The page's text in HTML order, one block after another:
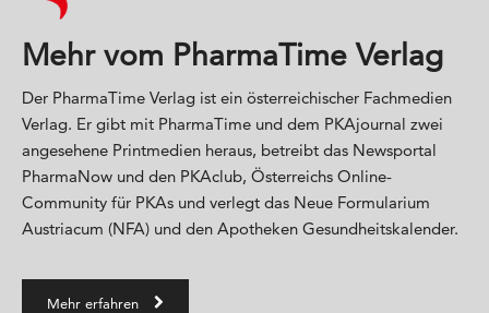
Mehr vom PharmaTime Verlag
Der PharmaTime Verlag ist ein österreichischer Fachmedien
Verlag. Er gibt mit PharmaTime und dem PKAjournal zwei
angesehene Printmedien heraus, betreibt das Newsportal
PharmaNow und den PKAclub, Österreichs Online-
Community für PKAs und verlegt das Neue Formularium
Austriacum (NFA) und den Apotheken Gesundheitskalender.
Mehr erfahren